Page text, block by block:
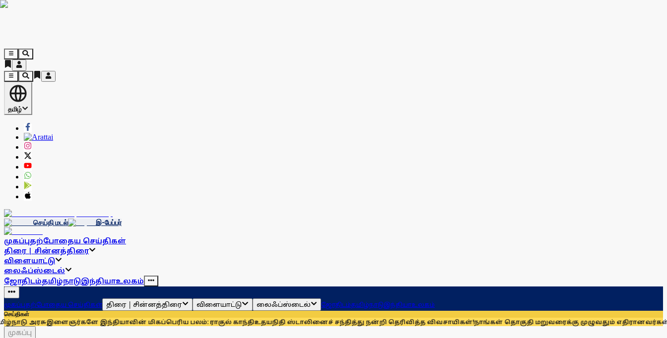
தமிழ்
செய்தி மடல் இ-பேப்பர்
முகப்புதற்போதைய செய்திகள்
திரை | சின்னத்திரை
விளையாட்டு
லைஃப்ஸ்டைல்
ஜோதிடம்தமிழ்நாடுஇந்தியாஉலகம்
முகப்புதற்போதைய செய்திகள் திரை | சின்னத்திரை விளையாட்டு லைஃப்ஸ்டைல் ஜோதிடம்தமிழ்நாடுஇந்தியாஉலகம்
செய்திகள்
இளைஞர்களே இந்தியாவின் மிகப்பெரிய பலம்: ராகுல் காந்திஉதயநிதி ஸ்டாலினைச் சந்தித்து நன்றி தெரிவித்த விவசாயிகள்!நாங்கள் தொகுதி மறுவரைக்கு முழுவதும் எதிரானவர்கள் அல்லர்:
முகப்பு